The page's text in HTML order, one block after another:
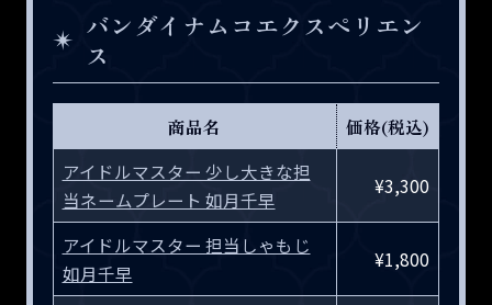
バンダイナムコエクスペリエン
ス
商品名
価格(税込)
アイドルマスター 少し大きな担
当ネームプレート 如月千早​
¥3,300
アイドルマスター 担当しゃもじ
如月千早
¥1,800